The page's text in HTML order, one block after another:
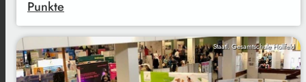
Punkte
Staatl. Gesamtschule Hollfeld